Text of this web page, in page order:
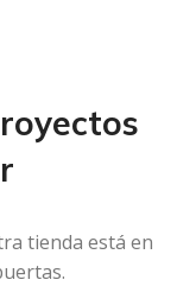
tienda está en